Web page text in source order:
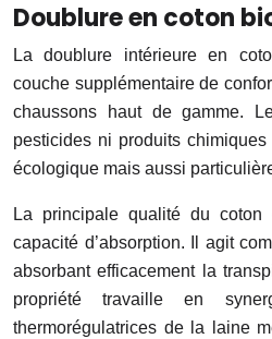
Doublure en coton
La doublure intérieure en
couche supplémentaire de
chaussons haut de gamme.
pesticides ni produits
écologique mais aussi
La principale qualité du
capacité d’absorption. Il agit
absorbant efficacement la
propriété travaille en
thermorégulatrices de la laine